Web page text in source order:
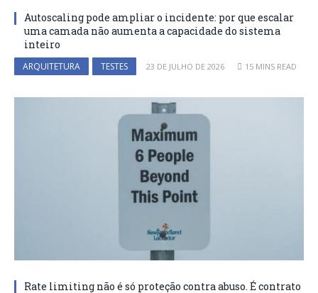
Autoscaling pode ampliar o incidente: por que escalar
uma camada não aumenta a capacidade do sistema
inteiro
ARQUITETURA TESTES 23 DE JULHO DE 2026 15 MINS READ
Rate limiting não é só proteção contra abuso. É contrato